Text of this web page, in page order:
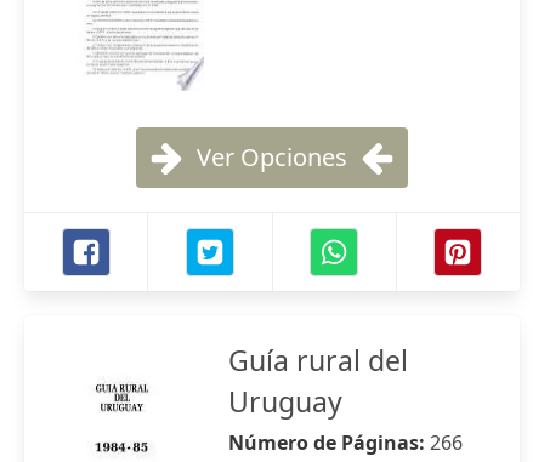
Ver Opciones
Guía rural del
Uruguay
Número de Páginas: 266